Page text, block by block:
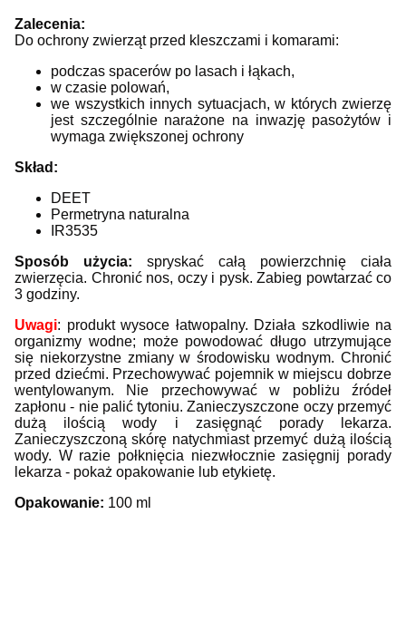
Zalecenia:
Do ochrony zwierząt przed kleszczami i komarami:
podczas spacerów po lasach i łąkach,
w czasie polowań,
we wszystkich innych sytuacjach, w których zwierzę
jest szczególnie narażone na inwazję pasożytów i
wymaga zwiększonej ochrony
Skład:
DEET
Permetryna naturalna
IR3535
Sposób użycia: spryskać całą powierzchnię ciała
zwierzęcia. Chronić nos, oczy i pysk. Zabieg powtarzać co
3 godziny.
Uwagi: produkt wysoce łatwopalny. Działa szkodliwie na
organizmy wodne; może powodować długo utrzymujące
się niekorzystne zmiany w środowisku wodnym. Chronić
przed dziećmi. Przechowywać pojemnik w miejscu dobrze
wentylowanym. Nie przechowywać w pobliżu źródeł
zapłonu - nie palić tytoniu. Zanieczyszczone oczy przemyć
dużą ilością wody i zasięgnąć porady lekarza.
Zanieczyszczoną skórę natychmiast przemyć dużą ilością
wody. W razie połknięcia niezwłocznie zasięgnij porady
lekarza - pokaż opakowanie lub etykietę.
Opakowanie: 100 ml